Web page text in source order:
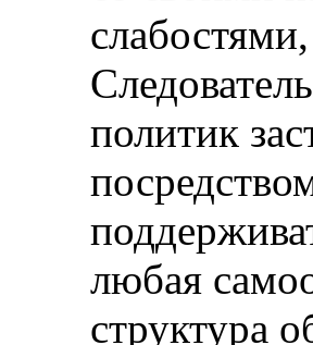
политик
любая
структура